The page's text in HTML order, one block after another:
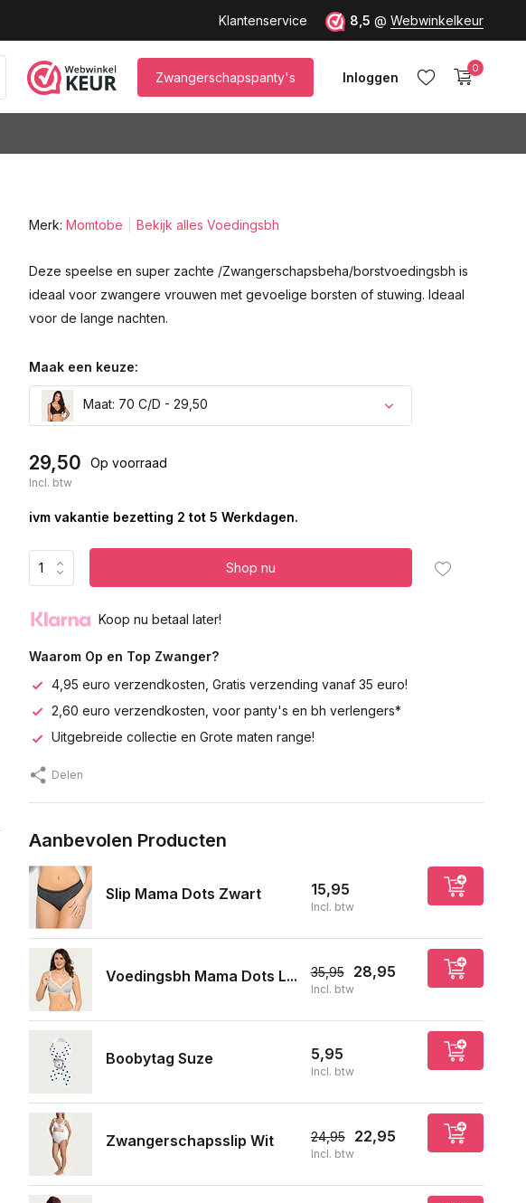
Klantenservice 8,5 @ Webwinkelkeur
Zwangerschapspanty's Inloggen
0
Merk: Momtobe Bekijk alles Voedingsbh
Deze speelse en super zachte /Zwangerschapsbeha/borstvoedingsbh is
ideaal voor zwangere vrouwen met gevoelige borsten of stuwing. Ideaal
voor de lange nachten.
Maak een keuze:
Maat: 70 C/D - 29,50
29,50 Op voorraad
Incl. btw
ivm vakantie bezetting 2 tot 5 Werkdagen.
Shop nu
Koop nu betaal later!
Waarom Op en Top Zwanger?
4,95 euro verzendkosten, Gratis verzending vanaf 35 euro!
2,60 euro verzendkosten, voor panty's en bh verlengers*
Uitgebreide collectie en Grote maten range!
Delen
Aanbevolen Producten
Slip Mama Dots Zwart 15,95
Incl. btw
Voedingsbh Mama Dots L... 35,95 28,95
Incl. btw
Boobytag Suze 5,95
Incl. btw
Zwangerschapsslip Wit 24,95 22,95
Incl. btw